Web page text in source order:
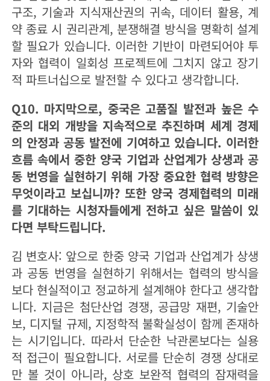
구조, 기술과 지식재산권의 귀속, 데이터 활용, 계
약 종료 시 권리관계, 분쟁해결 방식을 명확히 설계
할 필요가 있습니다. 이러한 기반이 마련되어야 투
자와 협력이 일회성 프로젝트에 그치지 않고 장기
적 파트너십으로 발전할 수 있다고 생각합니다.
Q10. 마지막으로, 중국은 고품질 발전과 높은 수
준의 대외 개방을 지속적으로 추진하며 세계 경제
의 안정과 공동 발전에 기여하고 있습니다. 이러한
흐름 속에서 중한 양국 기업과 산업계가 상생과 공
동 번영을 실현하기 위해 가장 중요한 협력 방향은
무엇이라고 보십니까? 또한 양국 경제협력의 미래
를 기대하는 시청자들에게 전하고 싶은 말씀이 있
다면 부탁드립니다.
김 변호사: 앞으로 한중 양국 기업과 산업계가 상생
과 공동 번영을 실현하기 위해서는 협력의 방식을
보다 현실적이고 정교하게 설계해야 한다고 생각합
니다. 지금은 첨단산업 경쟁, 공급망 재편, 기술안
보, 디지털 규제, 지정학적 불확실성이 함께 존재하
는 시기입니다. 따라서 단순한 낙관론보다는 실용
적 접근이 필요합니다. 서로를 단순히 경쟁 상대로
만 볼 것이 아니라, 상호 보완적 협력의 잠재력을